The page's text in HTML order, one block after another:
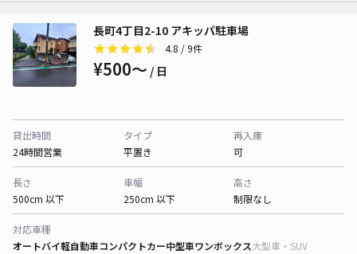
長町4丁目2-10 アキッパ駐車場
4.8 / 9件
¥500〜 / 日
貸出時間
24時間営業
タイプ
平置き
再入庫
可
長さ
500cm 以下
車幅
250cm 以下
高さ
制限なし
対応車種
オートバイ軽自動車コンパクトカー中型車ワンボックス大型車・SUV